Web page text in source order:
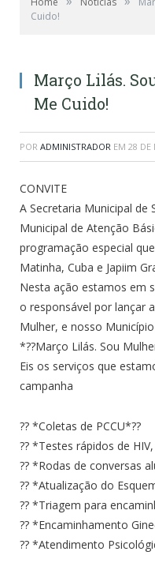
Cuido!
Março Lilás.
Me Cuido!
POR ADMINISTRADOR EM 28 DE
CONVITE
A Secretaria Municipal
Municipal de Atenção
programação especial
Matinha, Cuba e Japiim
Nesta ação estamos em
o responsável por lançar
Mulher, e nosso
*??Março Lilás. Sou
Eis os serviços que
campanha
?? *Coletas de PCCU*??
?? *Testes rápidos de
?? *Rodas de conversas
?? *Atualização do
?? *Triagem para
?? *Encaminhamento
?? *Atendimento